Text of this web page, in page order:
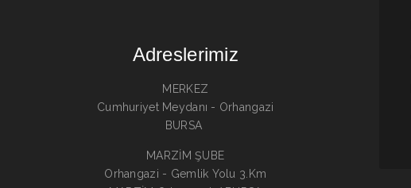
Adreslerimiz
MERKEZ
Cumhuriyet Meydanı - Orhangazi
BURSA
MARZİM ŞUBE
Orhangazi - Gemlik Yolu 3.Km